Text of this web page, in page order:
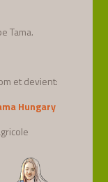
Tama.
et devient:
Hungary